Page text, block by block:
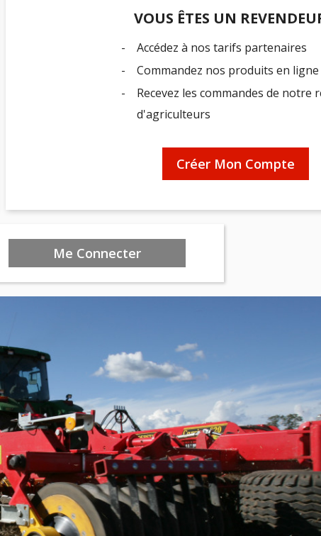
VOUS ÊTES UN
-
Accédez à nos tarifs partenaires
-
Commandez nos produits en ligne
-
Recevez les commandes de notre
d'agriculteurs
Créer Mon Compte
Me Connecter